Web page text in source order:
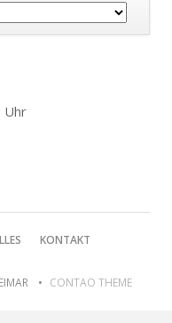
Uhr
KONTAKT
CONTAO THEME